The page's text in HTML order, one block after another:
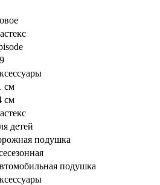
см
см
детей
подушка
подушка